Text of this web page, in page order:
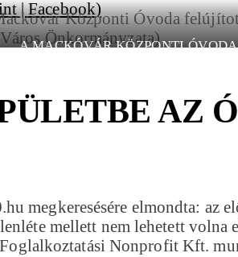
A MACKÓVÁR KÖZPONTI
AZ
megkeresésére elmondta: az
mellett nem lehetett volna
Nonprofit Kft.